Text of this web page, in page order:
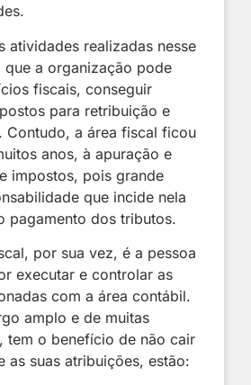
atividades realizadas nesse
que a organização pode
fiscais, conseguir
para retribuição e
Contudo, a área fiscal ficou
anos, à apuração e
impostos, pois grande
que incide nela
pagamento dos tributos.
por sua vez, é a pessoa
executar e controlar as
com a área contábil.
amplo e de muitas
tem o benefício de não cair
as suas atribuições, estão: